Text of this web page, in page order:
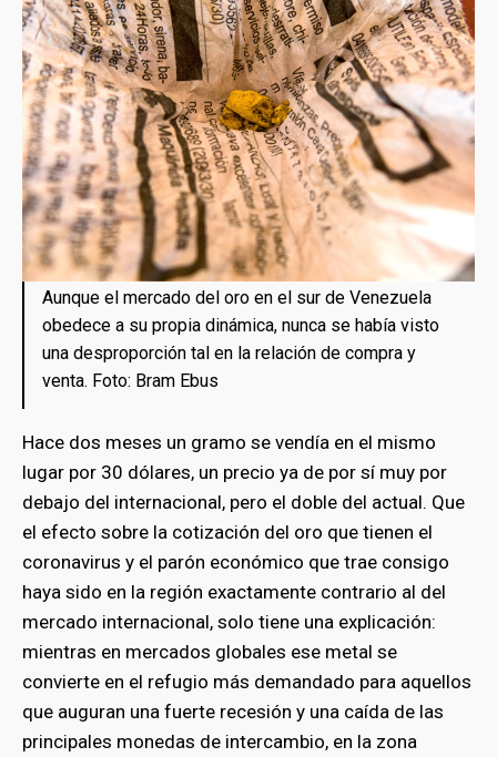
Aunque el mercado del oro en el sur de Venezuela
obedece a su propia dinámica, nunca se había visto
una desproporción tal en la relación de compra y
venta. Foto: Bram Ebus
Hace dos meses un gramo se vendía en el mismo
lugar por 30 dólares, un precio ya de por sí muy por
debajo del internacional, pero el doble del actual. Que
el efecto sobre la cotización del oro que tienen el
coronavirus y el parón económico que trae consigo
haya sido en la región exactamente contrario al del
mercado internacional, solo tiene una explicación:
mientras en mercados globales ese metal se
convierte en el refugio más demandado para aquellos
que auguran una fuerte recesión y una caída de las
principales monedas de intercambio, en la zona